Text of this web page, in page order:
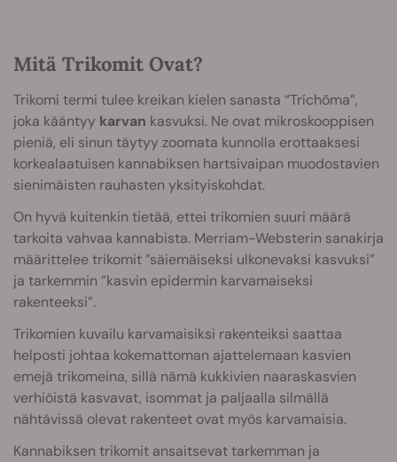
Mitä Trikomit Ovat?
Trikomi termi tulee kreikan kielen sanasta “Tríchōma”,
joka kääntyy karvan kasvuksi. Ne ovat mikroskooppisen
pieniä, eli sinun täytyy zoomata kunnolla erottaaksesi
korkealaatuisen kannabiksen hartsivaipan muodostavien
sienimäisten rauhasten yksityiskohdat.
On hyvä kuitenkin tietää, ettei trikomien suuri määrä
tarkoita vahvaa kannabista. Merriam-Websterin sanakirja
määrittelee trikomit ”säiemäiseksi ulkonevaksi kasvuksi”
ja tarkemmin ”kasvin epidermin karvamaiseksi
rakenteeksi”.
Trikomien kuvailu karvamaisiksi rakenteiksi saattaa
helposti johtaa kokemattoman ajattelemaan kasvien
emejä trikomeina, sillä nämä kukkivien naaraskasvien
verhiöistä kasvavat, isommat ja paljaalla silmällä
nähtävissä olevat rakenteet ovat myös karvamaisia.
Kannabiksen trikomit ansaitsevat tarkemman ja